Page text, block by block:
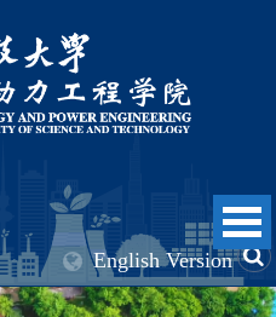
English Version